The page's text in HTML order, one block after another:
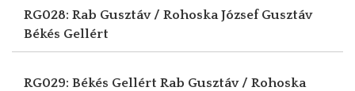
RG028: Rab Gusztáv / Rohoska József Gusztáv
Békés Gellért
RG029: Békés Gellért Rab Gusztáv / Rohoska